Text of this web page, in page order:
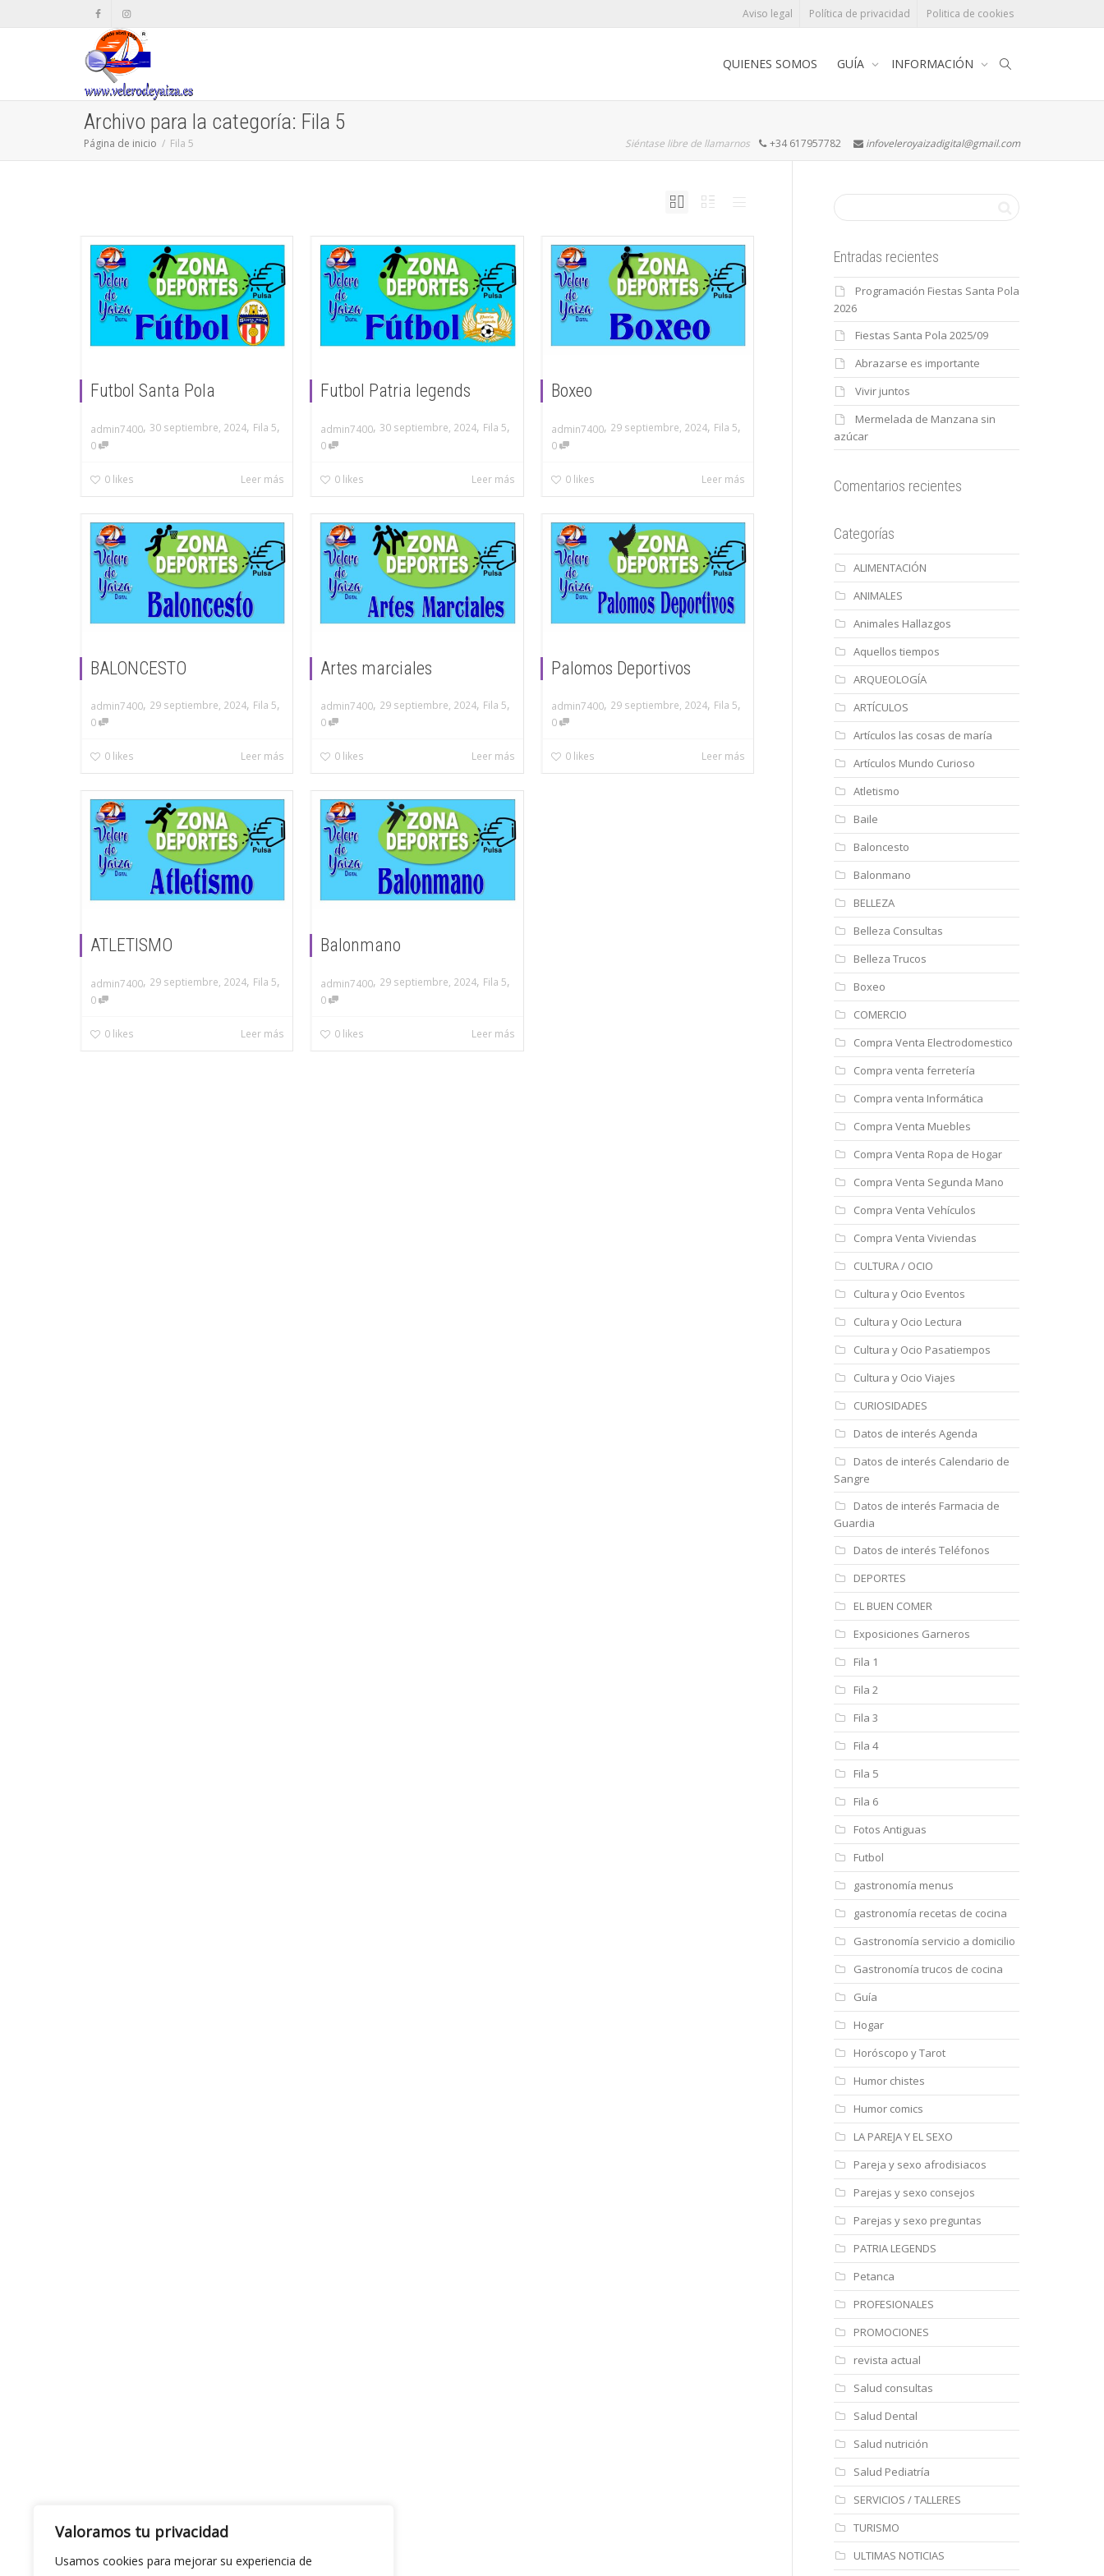
Valoramos tu privacidad
Usamos cookies para mejorar su experiencia de
Aviso legal Política de privacidad Politica de cookies
QUIENES SOMOS GUÍA INFORMACIÓN
Archivo para la categoría: Fila 5
Página de inicio Fila 5 Siéntase libre de llamarnos +34 617957782 infoveleroyaizadigital@gmail.com
Futbol Santa Pola
admin7400, 30 septiembre, 2024, Fila 5,
0
0 likes Leer más
Futbol Patria legends
admin7400, 30 septiembre, 2024, Fila 5,
0
0 likes Leer más
Boxeo
admin7400, 29 septiembre, 2024, Fila 5,
0
0 likes Leer más
BALONCESTO
admin7400, 29 septiembre, 2024, Fila 5,
0
0 likes Leer más
Artes marciales
admin7400, 29 septiembre, 2024, Fila 5,
0
0 likes Leer más
Palomos Deportivos
admin7400, 29 septiembre, 2024, Fila 5,
0
0 likes Leer más
ATLETISMO
admin7400, 29 septiembre, 2024, Fila 5,
0
0 likes Leer más
Balonmano
admin7400, 29 septiembre, 2024, Fila 5,
0
0 likes Leer más
Entradas recientes
Programación Fiestas Santa Pola
2026
Fiestas Santa Pola 2025/09
Abrazarse es importante
Vivir juntos
Mermelada de Manzana sin
azúcar
Comentarios recientes
Categorías
ALIMENTACIÓN
ANIMALES
Animales Hallazgos
Aquellos tiempos
ARQUEOLOGÍA
ARTÍCULOS
Artículos las cosas de maría
Artículos Mundo Curioso
Atletismo
Baile
Baloncesto
Balonmano
BELLEZA
Belleza Consultas
Belleza Trucos
Boxeo
COMERCIO
Compra Venta Electrodomestico
Compra venta ferretería
Compra venta Informática
Compra Venta Muebles
Compra Venta Ropa de Hogar
Compra Venta Segunda Mano
Compra Venta Vehículos
Compra Venta Viviendas
CULTURA / OCIO
Cultura y Ocio Eventos
Cultura y Ocio Lectura
Cultura y Ocio Pasatiempos
Cultura y Ocio Viajes
CURIOSIDADES
Datos de interés Agenda
Datos de interés Calendario de
Sangre
Datos de interés Farmacia de
Guardia
Datos de interés Teléfonos
DEPORTES
EL BUEN COMER
Exposiciones Garneros
Fila 1
Fila 2
Fila 3
Fila 4
Fila 5
Fila 6
Fotos Antiguas
Futbol
gastronomía menus
gastronomía recetas de cocina
Gastronomía servicio a domicilio
Gastronomía trucos de cocina
Guía
Hogar
Horóscopo y Tarot
Humor chistes
Humor comics
LA PAREJA Y EL SEXO
Pareja y sexo afrodisiacos
Parejas y sexo consejos
Parejas y sexo preguntas
PATRIA LEGENDS
Petanca
PROFESIONALES
PROMOCIONES
revista actual
Salud consultas
Salud Dental
Salud nutrición
Salud Pediatría
SERVICIOS / TALLERES
TURISMO
ULTIMAS NOTICIAS